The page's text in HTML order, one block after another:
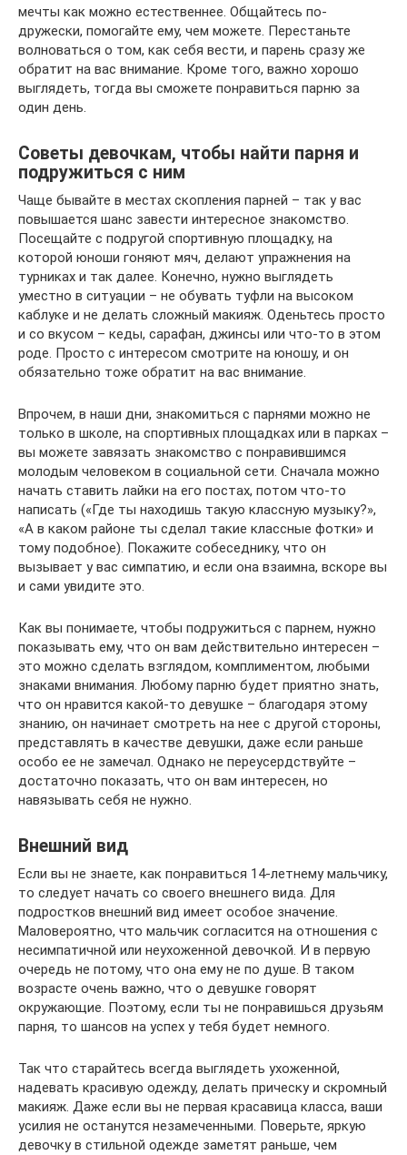
мечты как можно естественнее. Общайтесь по-
дружески, помогайте ему, чем можете. Перестаньте
волноваться о том, как себя вести, и парень сразу же
обратит на вас внимание. Кроме того, важно хорошо
выглядеть, тогда вы сможете понравиться парню за
один день.
Советы девочкам, чтобы найти парня и
подружиться с ним
Чаще бывайте в местах скопления парней – так у вас
повышается шанс завести интересное знакомство.
Посещайте с подругой спортивную площадку, на
которой юноши гоняют мяч, делают упражнения на
турниках и так далее. Конечно, нужно выглядеть
уместно в ситуации – не обувать туфли на высоком
каблуке и не делать сложный макияж. Оденьтесь просто
и со вкусом – кеды, сарафан, джинсы или что-то в этом
роде. Просто с интересом смотрите на юношу, и он
обязательно тоже обратит на вас внимание.
Впрочем, в наши дни, знакомиться с парнями можно не
только в школе, на спортивных площадках или в парках –
вы можете завязать знакомство с понравившимся
молодым человеком в социальной сети. Сначала можно
начать ставить лайки на его постах, потом что-то
написать («Где ты находишь такую классную музыку?»,
«А в каком районе ты сделал такие классные фотки» и
тому подобное). Покажите собеседнику, что он
вызывает у вас симпатию, и если она взаимна, вскоре вы
и сами увидите это.
Как вы понимаете, чтобы подружиться с парнем, нужно
показывать ему, что он вам действительно интересен –
это можно сделать взглядом, комплиментом, любыми
знаками внимания. Любому парню будет приятно знать,
что он нравится какой-то девушке – благодаря этому
знанию, он начинает смотреть на нее с другой стороны,
представлять в качестве девушки, даже если раньше
особо ее не замечал. Однако не переусердствуйте –
достаточно показать, что он вам интересен, но
навязывать себя не нужно.
Внешний вид
Если вы не знаете, как понравиться 14-летнему мальчику,
то следует начать со своего внешнего вида. Для
подростков внешний вид имеет особое значение.
Маловероятно, что мальчик согласится на отношения с
несимпатичной или неухоженной девочкой. И в первую
очередь не потому, что она ему не по душе. В таком
возрасте очень важно, что о девушке говорят
окружающие. Поэтому, если ты не понравишься друзьям
парня, то шансов на успех у тебя будет немного.
Так что старайтесь всегда выглядеть ухоженной,
надевать красивую одежду, делать прическу и скромный
макияж. Даже если вы не первая красавица класса, ваши
усилия не останутся незамеченными. Поверьте, яркую
девочку в стильной одежде заметят раньше, чем